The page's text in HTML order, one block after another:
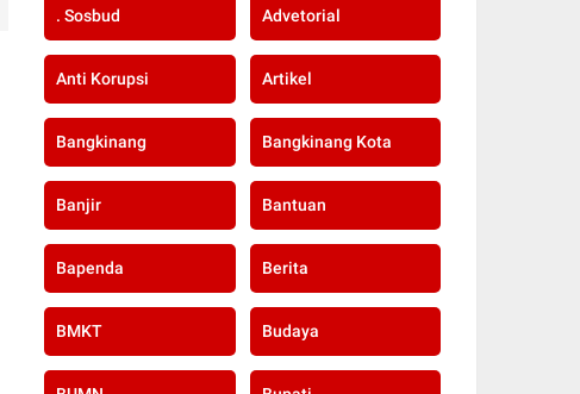
. Sosbud Advetorial
Anti Korupsi Artikel
Bangkinang Bangkinang Kota
Banjir Bantuan
Bapenda Berita
BMKT Budaya